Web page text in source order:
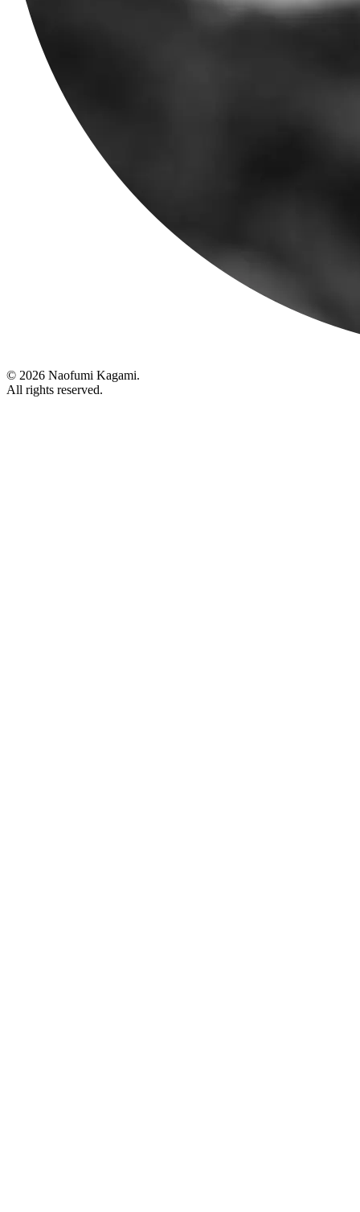
© 2026 Naofumi Kagami.
All rights reserved.